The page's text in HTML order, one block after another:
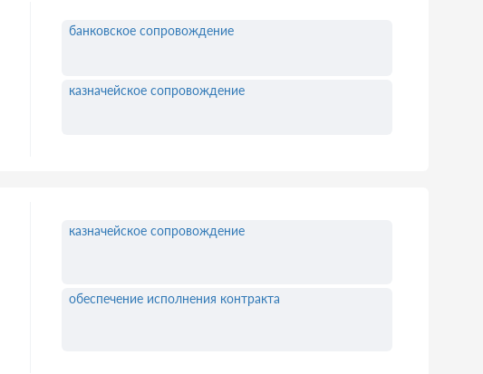
банковское сопровождение
казначейское сопровождение
казначейское сопровождение
обеспечение исполнения контракта